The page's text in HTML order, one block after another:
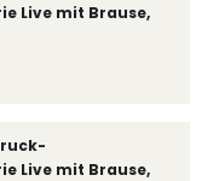
Live mit Brause,
Live mit Brause,